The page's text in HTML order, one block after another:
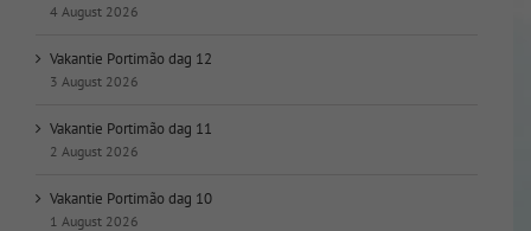
4 August 2026
Vakantie Portimão dag 12
3 August 2026
Vakantie Portimão dag 11
2 August 2026
Vakantie Portimão dag 10
1 August 2026